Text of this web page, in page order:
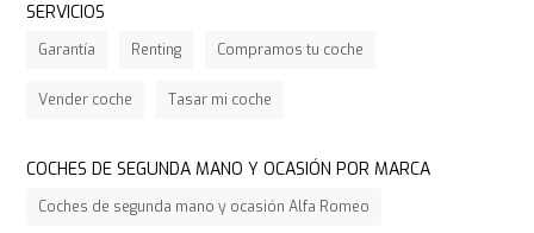
SERVICIOS
Garantía Renting Compramos tu coche
Vender coche Tasar mi coche
COCHES DE SEGUNDA MANO Y OCASIÓN POR MARCA
Coches de segunda mano y ocasión Alfa Romeo